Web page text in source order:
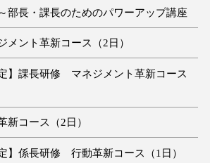
部長・課長のためのパワーアップ講座
ント革新コース（2日）
】課長研修 マネジメント革新コース
コース（2日）
】係長研修 行動革新コース（1日）